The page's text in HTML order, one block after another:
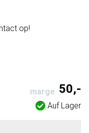
op!
marge 50,-
Auf Lager